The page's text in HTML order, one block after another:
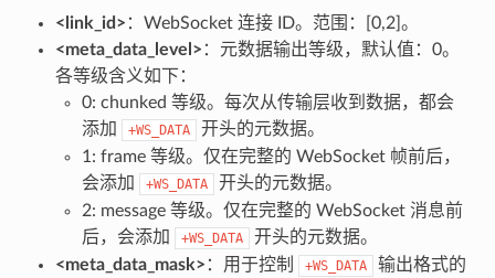
<link_id> ：WebSocket 连接 ID。范围：[0,2]。
<meta_data_level> ：元数据输出等级，默认值：0。
各等级含义如下：
0: chunked 等级。每次从传输层收到数据，都会
添加
+WS_DATA
开头的元数据。
1: frame 等级。仅在完整的 WebSocket 帧前后，
会添加
+WS_DATA
开头的元数据。
2: message 等级。仅在完整的 WebSocket 消息前
后，会添加
+WS_DATA
开头的元数据。
<meta_data_mask> ：用于控制 +WS_DATA
输出格式的